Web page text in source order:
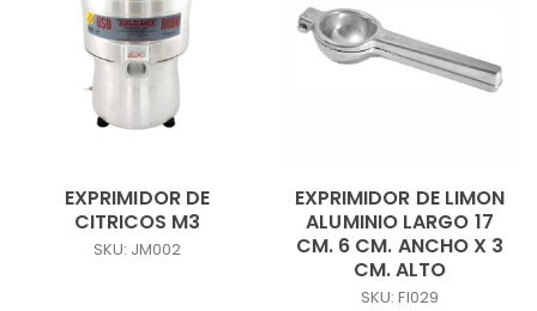
EXPRIMIDOR DE
CITRICOS M3
SKU: JM002
EXPRIMIDOR DE LIMON
ALUMINIO LARGO 17
CM. 6 CM. ANCHO X 3
CM. ALTO
SKU: FI029